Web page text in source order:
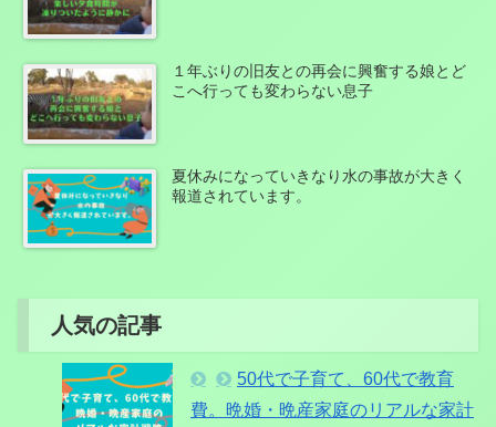
１年ぶりの旧友との再会に興奮する娘とど
こへ行っても変わらない息子
夏休みになっていきなり水の事故が大きく
報道されています。
人気の記事
50代で子育て、60代で教育
費。晩婚・晩産家庭のリアルな家計